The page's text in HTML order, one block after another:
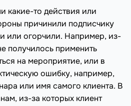
какие-то действия или
причинили подписчику
или огорчили. Например, из-
получилось применить
на мероприятие, или в
ошибку, например,
или имя самого клиента. В
из-за которых клиент